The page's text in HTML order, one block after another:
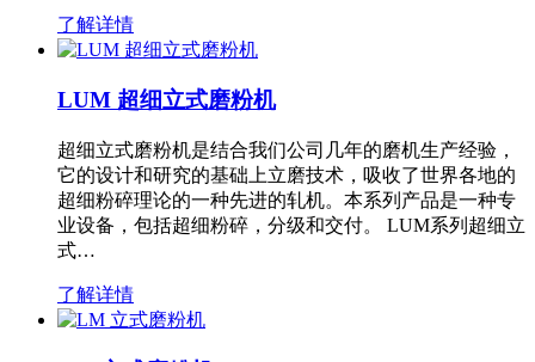
了解详情
LUM 超细立式磨粉机
超细立式磨粉机是结合我们公司几年的磨机生产经验，
它的设计和研究的基础上立磨技术，吸收了世界各地的
超细粉碎理论的一种先进的轧机。本系列产品是一种专
业设备，包括超细粉碎，分级和交付。 LUM系列超细立
式…
了解详情